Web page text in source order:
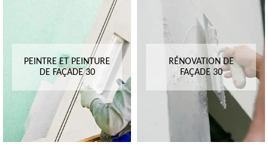
PEINTRE ET PEINTURE
DE FAÇADE 30
RÉNOVATION DE
FAÇADE 30